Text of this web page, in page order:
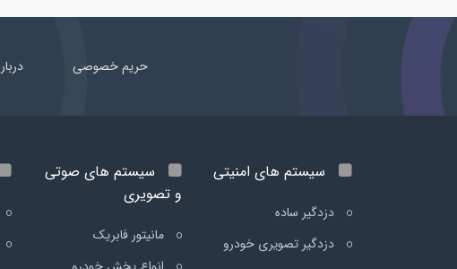
حریم خصوصی
سیستم های امنیتی
دزدگیر ساده
دزدگیر تصویری خودرو
سیستم های صوتی
و تصویری
مانیتور فابریک